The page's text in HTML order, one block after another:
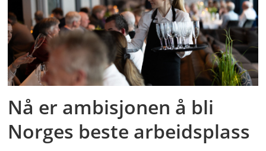
Nå er ambisjonen å bli
Norges beste arbeidsplass